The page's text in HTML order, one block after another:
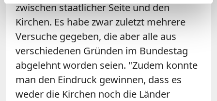
zwischen staatlicher Seite und den
Kirchen. Es habe zwar zuletzt mehrere
Versuche gegeben, die aber alle aus
verschiedenen Gründen im Bundestag
abgelehnt worden seien. "Zudem konnte
man den Eindruck gewinnen, dass es
weder die Kirchen noch die Länder